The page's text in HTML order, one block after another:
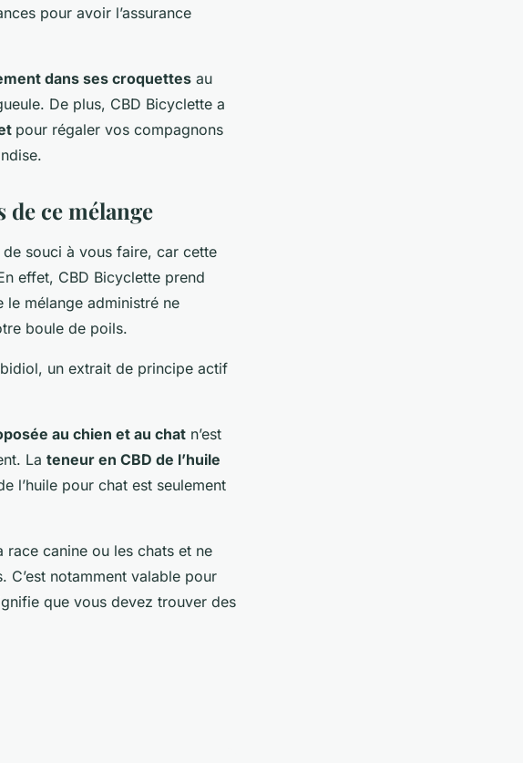
pour avoir l’assurance
dans ses croquettes au
De plus, CBD Bicyclette a
pour régaler vos compagnons
ce mélange
de souci à vous faire, car cette
effet, CBD Bicyclette prend
le mélange administré ne
boule de poils.
un extrait de principe actif
au chien et au chat n’est
La teneur en CBD de l’huile
l’huile pour chat est seulement
race canine ou les chats et ne
C’est notamment valable pour
que vous devez trouver des